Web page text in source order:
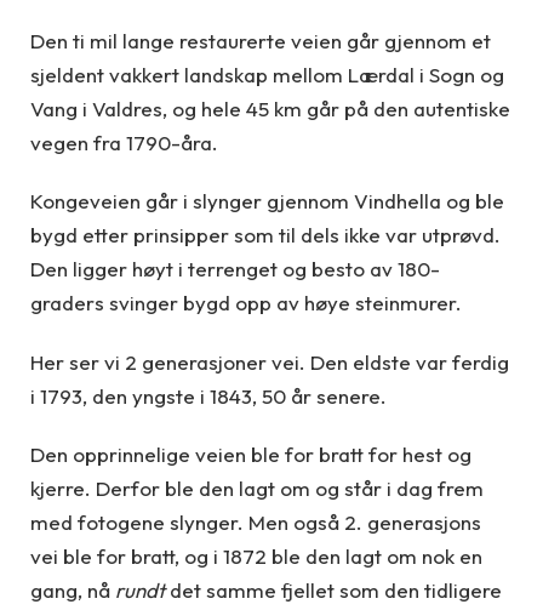
Den ti mil lange restaurerte veien går gjennom et
sjeldent vakkert landskap mellom Lærdal i Sogn og
Vang i Valdres, og hele 45 km går på den autentiske
vegen fra 1790-åra.
Kongeveien går i slynger gjennom Vindhella og ble
bygd etter prinsipper som til dels ikke var utprøvd.
Den ligger høyt i terrenget og besto av 180-
graders svinger bygd opp av høye steinmurer.
Her ser vi 2 generasjoner vei. Den eldste var ferdig
i 1793, den yngste i 1843, 50 år senere.
Den opprinnelige veien ble for bratt for hest og
kjerre. Derfor ble den lagt om og står i dag frem
med fotogene slynger. Men også 2. generasjons
vei ble for bratt, og i 1872 ble den lagt om nok en
gang, nå rundtdet samme fjellet som den tidligere